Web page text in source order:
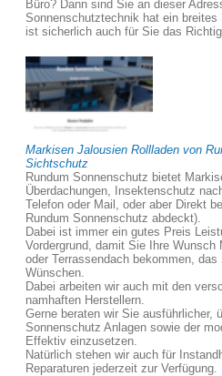
Büro? Dann sind Sie an dieser
Sonnenschutztechnik hat ein
ist sicherlich auch für Sie das
Markisen Jalousien Rollladen von
Sichtschutz
Rundum Sonnenschutz bietet
Überdachungen, Insektenschutz
Telefon oder Mail, oder aber Direkt
Rundum Sonnenschutz abdeckt).
Dabei ist immer ein gutes Preis
Vordergrund, damit Sie Ihre
oder Terrassendach bekommen,
Wünschen.
Dabei arbeiten wir auch mit den
namhaften Herstellern.
Gerne beraten wir Sie ausführlicher,
Sonnenschutz Anlagen sowie der
Effektiv einzusetzen.
Natürlich stehen wir auch für
Reparaturen jederzeit zur Verfügung.